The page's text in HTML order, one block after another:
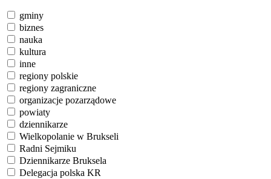
gminy
biznes
nauka
kultura
inne
regiony polskie
regiony zagraniczne
organizacje pozarządowe
powiaty
dziennikarze
Wielkopolanie w Brukseli
Radni Sejmiku
Dziennikarze Bruksela
Delegacja polska KR